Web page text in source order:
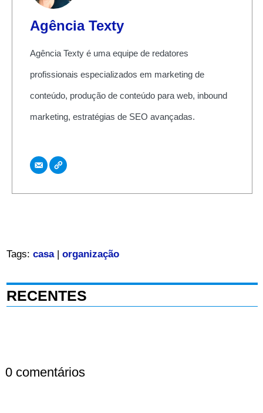
Agência Texty
Agência Texty é uma equipe de redatores
profissionais especializados em marketing de
conteúdo, produção de conteúdo para web, inbound
marketing, estratégias de SEO avançadas.
Tags: casa| organização
RECENTES
0 comentários